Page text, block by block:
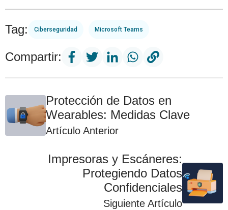
Tag: Ciberseguridad Microsoft Teams
Compartir:
Protección de Datos en
Wearables: Medidas Clave
Artículo Anterior
Impresoras y Escáneres:
Protegiendo Datos
Confidenciales
Siguiente Artículo